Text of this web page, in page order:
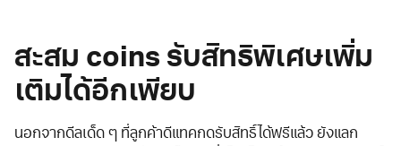
สะสม coins รับสิทธิพิเศษเพิ่ม
เติมได้อีกเพียบ
นอกจากดีลเด็ด ๆ ที่ลูกค้าดีแทคกดรับสิทธิ์ได้ฟรีแล้ว ยังแลก